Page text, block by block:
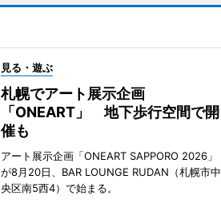
見る・遊ぶ
札幌でアート展示企画
「ONEART」 地下歩行空間で開
催も
アート展示企画「ONEART SAPPORO 2026」
が8月20日、BAR LOUNGE RUDAN（札幌市中
央区南5西4）で始まる。